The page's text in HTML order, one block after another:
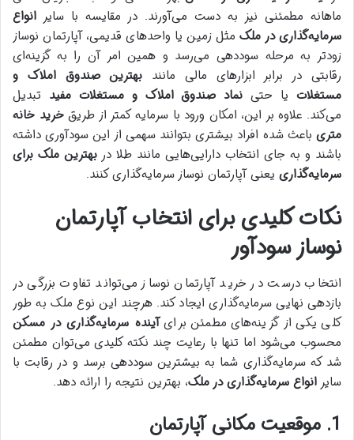
ماهانه مطمئنی نیز به دست می‌آورند. در مقایسه با سایر انواع
سرمایه‌گذاری در ملکمثل زمین یا واحدهای قدیمی، آپارتمان نوساز
زودتر به مرحله سوددهی می‌رسد و همین امر آن را به گزینه‌ای
رقابتی در برابر ابزارهای مالی مانند بهترین صندوق املاک و
مستغلاتیا حتی نماد صندوق املاک و مستغلات مفید تبدیل
می‌کند. علاوه بر این، امکان ورود با سرمایه کمتر از طریقخرید خانه
متری باعث شده افراد بیشتری بتوانند سهمی از این سودآوری داشته
باشند و به جای انتخاب دارایی‌هایی مانند طلا در بهترین ملک برای
سرمایه‌گذاری یعنی آپارتمان نوساز سرمایه‌گذاری کنند.
نکات کلیدی برای انتخاب آپارتمان
نوساز سودآور
انتخاب درست در خرید آپارتمان نوساز می‌تواند تفاوت بزرگی در
بازدهی نهایی سرمایه‌گذاری ایجاد کند. هرچند این نوع ملک به طور
کلی یکی از گزینه‌های مطمئن برایآینده سرمایه‌گذاری در مسکن
محسوب می‌شود اما تنها با رعایت چند نکته کلیدی می‌توان مطمئن
شد که سرمایه‌گذاری شما به بیشترین سوددهی برسد و در رقابت با
سایر انواع سرمایه‌گذاری در ملک، بهترین نتیجه را ارائه دهد.
1. موقعیت مکانی آپارتمان